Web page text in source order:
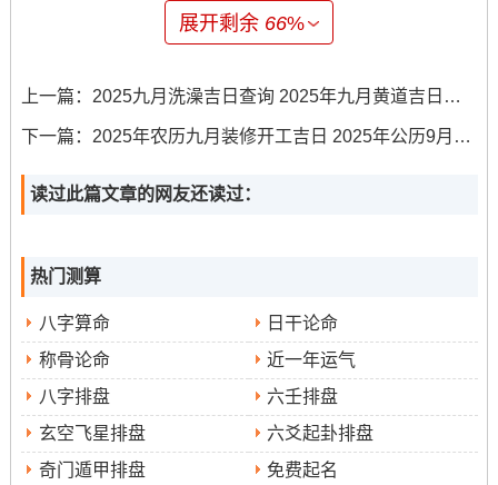
（17:00-18：59）- 时间跨度大- 便于医疗安排。
子以后的兴旺发达。
选择原则
避开冲煞。每日的黄历中都标注了冲煞的生肖与方位。比
羊煞东。
家庭成员不相同是父母应避开跟自己生肖相冲的日子。共
同也要考虑太岁位（东南）同岁破位（西北）的方位作
用。避免在这些方位进行不必要活动.
五行相生原则也不容忽视.2025年为乙巳年五行属金。因此
展开剩余 66%
上一篇： 2025九月洗澡吉日查询 2025年九月黄道吉日专用日历
下一篇： 2025年农历九月装修开工吉日 2025年公历9月装修开工黄道吉日
读过此篇文章的网友还读过：
热门测算
八字算命
日干论命
称骨论命
近一年运气
八字排盘
六壬排盘
玄空飞星排盘
六爻起卦排盘
奇门遁甲排盘
免费起名